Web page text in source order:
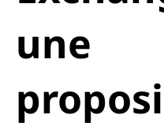
une